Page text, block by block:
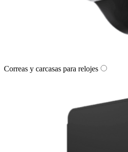
Correas y carcasas para relojes